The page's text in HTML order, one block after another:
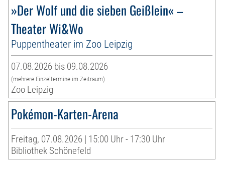
»Der Wolf und die sieben Geißlein« –
Theater Wi&Wo
Puppentheater im Zoo Leipzig
07.08.2026 bis 09.08.2026
(mehrere Einzeltermine im Zeitraum)
Zoo Leipzig
Pokémon-Karten-Arena
Freitag, 07.08.2026 | 15:00 Uhr - 17:30 Uhr
Bibliothek Schönefeld